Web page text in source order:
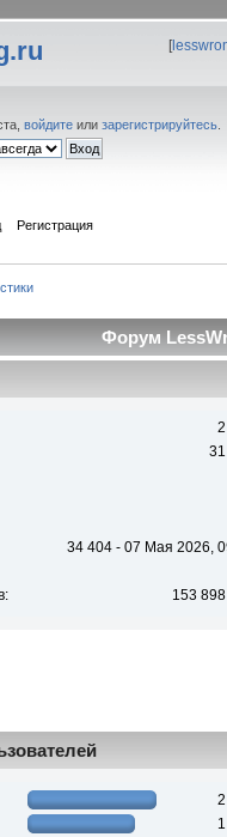
[
войдите или зарегистрируйтесь
Регистрация
Форум
34 404 - 07 Мая 2026,
153